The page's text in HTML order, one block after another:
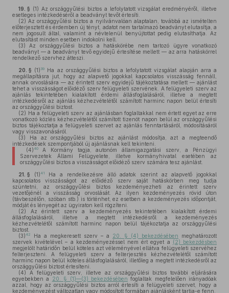
19. § (1) Az országgyűlési biztos a lefolytatott vizsgálat eredményéről, illetve
esetleges intézkedéséről a beadványt tevőt értesíti.
(2) Az országgyűlési biztos a nyilvánvalóan alaptalan, továbbá az ismételten
előterjesztett és érdemben új tényt, adatot nem tartalmazó beadványt elutasítja, a
nem jogosult által, valamint a névtelenül benyújtottat pedig elutasíthatja. Az
elutasítást minden esetben indokolni kell.
(3) Az országgyűlési biztos a hatáskörébe nem tartozó ügyre vonatkozó
beadványt — a beadványt tevő egyidejű értesítése mellett — az arra hatáskörrel
rendelkező szervhez átteszi.
20. § (1)39
Ha az országgyűlési biztos a lefolytatott vizsgálat alapján arra a
megállapításra jut, hogy az alapvető jogokkal kapcsolatos visszásság fennáll,
annak orvoslására — az érintett szerv egyidejű tájékoztatása mellett — ajánlást
tehet a visszásságot előidéző szerv felügyeleti szervének. A felügyeleti szerv az
ajánlás tekintetében kialakított érdemi állásfoglalásáról, illetve a megtett
intézkedésről az ajánlás kézhezvételétől számított harminc napon belül értesíti
az országgyűlési biztost.
(2) Ha a felügyeleti szerv az ajánlásban foglaltakkal nem értett egyet az erre
vonatkozó közlés kézhezvételétől számított tizenöt napon belül az országgyűlési
biztos tájékoztatja a felügyeleti szervet az ajánlás fenntartásáról, módosításáról
vagy visszavonásáról.
(3) Ha az országgyűlési biztos az ajánlást módosítja, azt a megteendő
intézkedések szempontjából új ajánlásnak kell tekinteni.
(4)40A Kormány tagja, autonóm államigazgatási szerv, a Pénzügyi
Szervezetek Állami Felügyelete, illetve kormányhivatal esetében az
országgyűlési biztos a visszásságot előidéző szerv számára tesz ajánlást.
21. § (1)41
Ha a rendelkezésre álló adatok szerint az alapvető jogokkal
kapcsolatos visszásságot az előidéző szerv saját hatáskörben meg tudja
szüntetni, az országgyűlési biztos kezdeményezheti az érintett szerv
vezetőjénél a visszásság orvoslását. Az ilyen kezdeményezés rövid úton
(távbeszélőn, szóban stb.) is történhet, ez esetben a kezdeményezés időpontját,
módját és lényegét az ügyiraton kell rögzíteni.
(2) Az érintett szerv a kezdeményezés tekintetében kialakított érdemi
állásfoglalásáról, illetve a megtett intézkedésről a kezdeményezés
kézhezvételétől számított harminc napon belül tájékoztatja az országgyűlési
biztost.
(3)42 Ha a megkeresett szerv – a 20. § (4) bekezdésében meghatározott
szervek kivételével – a kezdeményezéssel nem ért egyet a (2) bekezdésben
megjelölt határidőn belül köteles azt véleményével ellátva felügyeleti szervéhez
felterjeszteni. A felügyeleti szerv a felterjesztés kézhezvételétől számított
harminc napon belül köteles állásfoglalásáról, illetőleg a megtett intézkedésről az
országgyűlési biztost értesíteni.
(4) A felügyeleti szerv, illetve az országgyűlési biztos további eljárására
egyebekben a
20. § (1)—(3) bekezdésében foglaltak megfelelően irányadóak
azzal, hogy az országgyűlési biztos arról értesíti a felügyeleti szervet, hogy a
kezdeményezést változatlan vagy módosított formában ajánlásként tartja-e fenn.